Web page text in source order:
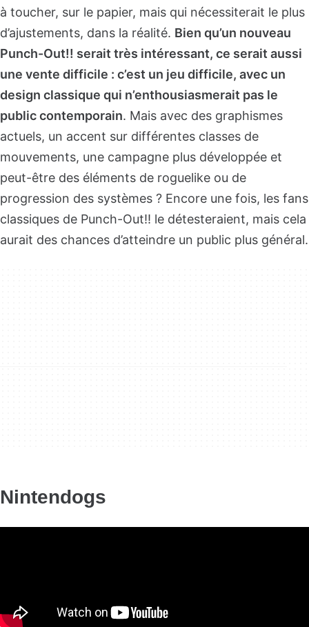
à toucher, sur le papier, mais qui nécessiterait le plus
d’ajustements, dans la réalité. Bien qu’un nouveau
Punch-Out!! serait très intéressant, ce serait aussi
une vente difficile : c’est un jeu difficile, avec un
design classique qui n’enthousiasmerait pas le
public contemporain. Mais avec des graphismes
actuels, un accent sur différentes classes de
mouvements, une campagne plus développée et
peut-être des éléments de roguelike ou de
progression des systèmes ? Encore une fois, les fans
classiques de Punch-Out!! le détesteraient, mais cela
aurait des chances d’atteindre un public plus général.
Nintendogs